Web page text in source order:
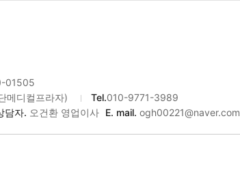
01505
메디컬프라자) Tel.010-9771-3989
담자. 오건환 영업이사 E. mail. ogh00221@naver.com